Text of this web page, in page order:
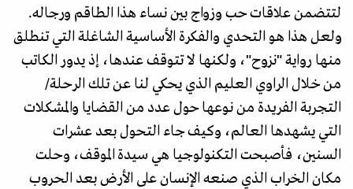
لتتضمن علاقات حب وزواج بين نساء هذا الطاقم ورجاله.
ولعل هذا هو التحدي والفكرة الأساسية الشاغلة التي تنطلق
منها رواية "نزوح"، ولكنها لا تتوقف عندها، إذ يدور الكاتب
من خلال الراوي العليم الذي يحكي لنا عن تلك الرحلة/
التجربة الفريدة من نوعها حول عدد من القضايا والمشكلات
التي يشهدها العالم، وكيف جاء التحول بعد عشرات
السنين، فأصبحت التكنولوجيا هي سيدة الموقف، وحلت
مكان الخراب الذي صنعه الإنسان على الأرض بعد الحروب